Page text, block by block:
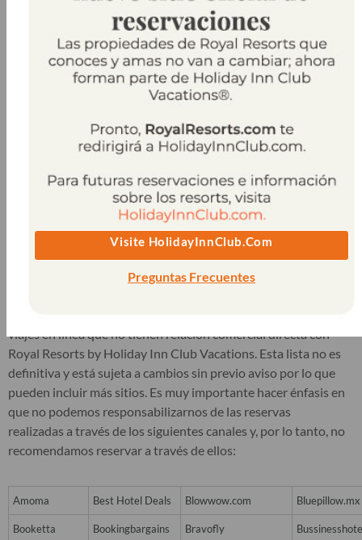
conectadas directamente con nosotros, es decir, no tienen
una relación comercial directa con Royal Resorts by Holiday
Inn Club Vacations, sin embargo, éstas pueden obtener
disponibilidad y confirmación por medio de las principales
agencias mayoristas; y cuando algo sale mal, deberás de
ayuda para poder arreglar las cosas, mientras que si tu
reserva se realiza a través del sitio web oficial, todo está bajo
directamente en royalreservations.com, royalresorts.com,
grandresidencesrivieracancun.com, theroyalsands.com,
theroyalhaciendas.com y theroyalcancunallsuites.com ya que
además de obtener mayores beneficios, descuentos y valores
agregados exclusivos también garantizamos de manera
segura todas las reservaciones.
viajes en línea que no tienen relación comercial directa con
Royal Resorts by Holiday Inn Club Vacations. Esta lista no es
definitiva y está sujeta a cambios sin previo aviso por lo que
pueden incluir más sitios. Es muy importante hacer énfasis en
que no podemos responsabilizarnos de las reservas
realizadas a través de los siguientes canales y, por lo tanto, no
recomendamos reservar a través de ellos:
Amoma Best Hotel Deals Blowwow.com Bluepillow.mx
Booketta Bookingbargains Bravofly
Visite HolidayInnClub.com
Preguntas Frecuentes